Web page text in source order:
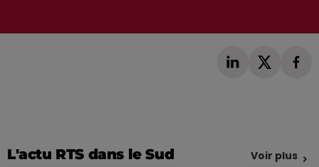
L'actu RTS dans le Sud Voir plus